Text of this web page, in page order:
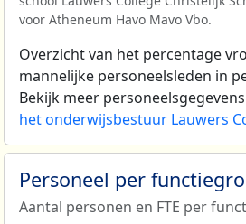
voor Atheneum Havo Mavo Vbo.
Overzicht van het percentage
mannelijke personeelsleden in
Bekijk meer
het onderwijsbestuur Lauwers
Personeel per
Aantal personen en FTE per